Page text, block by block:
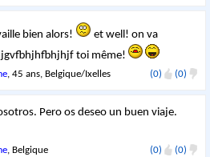
bien alors!
et well! on va
toi même!
, 45 ans, Belgique/Ixelles (0) (0)
Pero os deseo un buen viaje.
, Belgique (0) (0)